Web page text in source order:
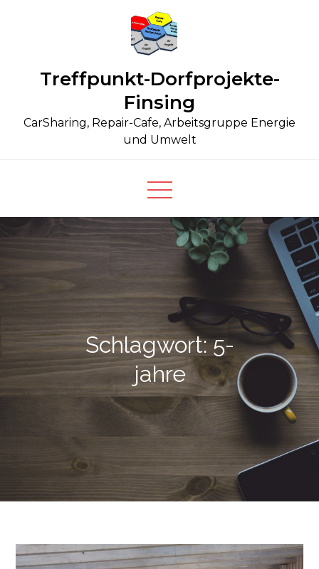
Treffpunkt-Dorfprojekte-
Finsing
CarSharing, Repair-Cafe, Arbeitsgruppe Energie
und Umwelt
Schlagwort:5-
jahre